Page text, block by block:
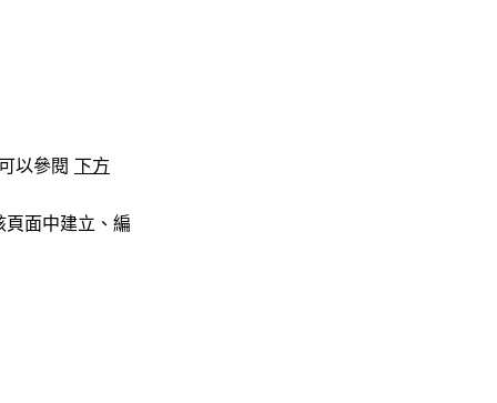
以參閱 下方
面中建立、編